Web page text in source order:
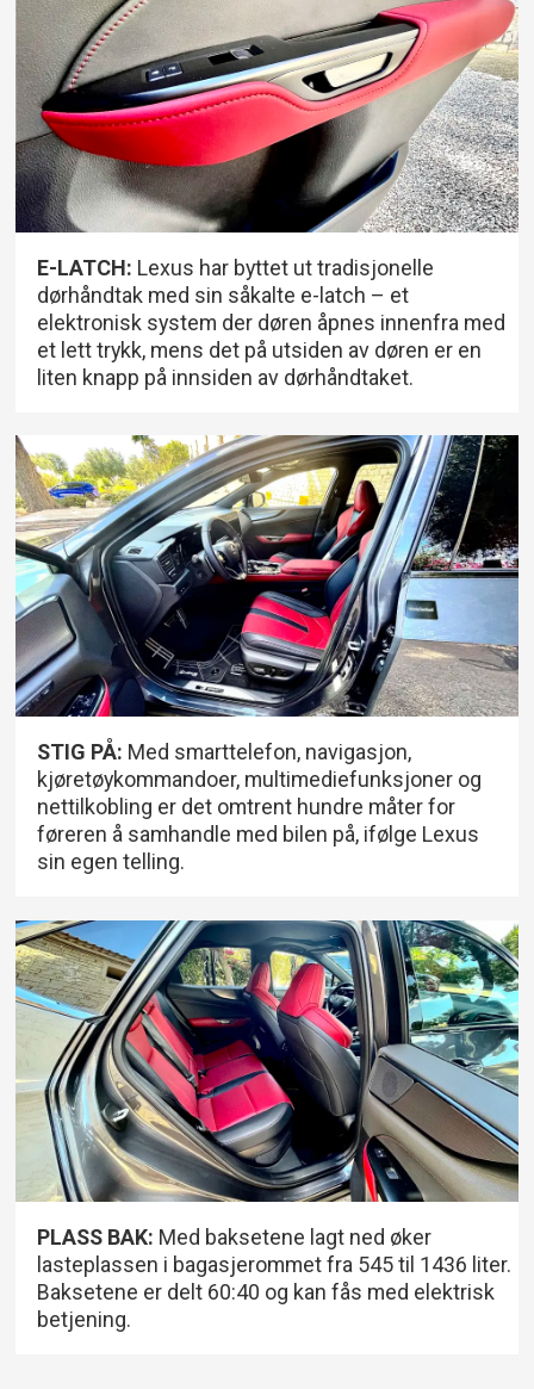
E-LATCH: Lexus har byttet ut tradisjonelle
dørhåndtak med sin såkalte e-latch – et
elektronisk system der døren åpnes innenfra med
et lett trykk, mens det på utsiden av døren er en
liten knapp på innsiden av dørhåndtaket.
STIG PÅ: Med smarttelefon, navigasjon,
kjøretøykommandoer, multimediefunksjoner og
nettilkobling er det omtrent hundre måter for
føreren å samhandle med bilen på, ifølge Lexus
sin egen telling.
PLASS BAK: Med baksetene lagt ned øker
lasteplassen i bagasjerommet fra 545 til 1436 liter.
Baksetene er delt 60:40 og kan fås med elektrisk
betjening.